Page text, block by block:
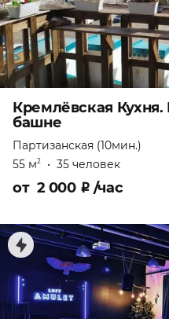
Кремлёвская Кухня.
башне
Партизанская (10мин.)
55 м2 • 35 человек
от 2 000 ₽ /час